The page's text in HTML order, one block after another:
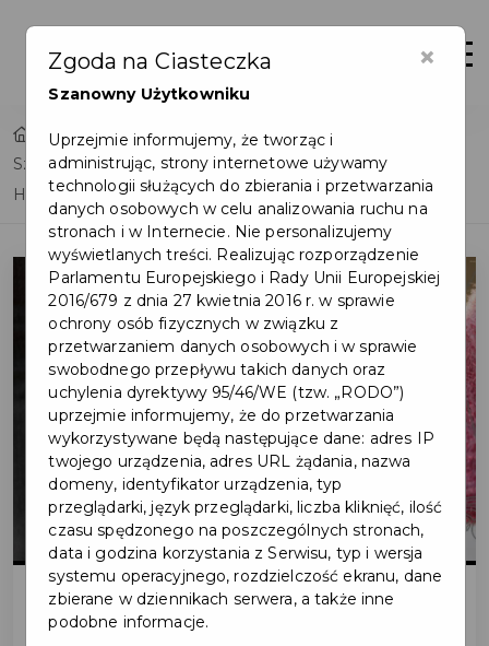
Home
Lista aktualności
Szczepienia przeciwko wirusom brodawczaka ludzkiego
HPV
2020-10-12
×
Zgoda na Ciasteczka
Szanowny Użytkowniku
Uprzejmie informujemy, że tworząc i
administrując, strony internetowe używamy
technologii służących do zbierania i przetwarzania
danych osobowych w celu analizowania ruchu na
stronach i w Internecie. Nie personalizujemy
wyświetlanych treści. Realizując rozporządzenie
Parlamentu Europejskiego i Rady Unii Europejskiej
2016/679 z dnia 27 kwietnia 2016 r. w sprawie
ochrony osób fizycznych w związku z
przetwarzaniem danych osobowych i w sprawie
swobodnego przepływu takich danych oraz
uchylenia dyrektywy 95/46/WE (tzw. „RODO”)
uprzejmie informujemy, że do przetwarzania
wykorzystywane będą następujące dane: adres IP
twojego urządzenia, adres URL żądania, nazwa
domeny, identyfikator urządzenia, typ
przeglądarki, język przeglądarki, liczba kliknięć, ilość
czasu spędzonego na poszczególnych stronach,
data i godzina korzystania z Serwisu, typ i wersja
systemu operacyjnego, rozdzielczość ekranu, dane
zbierane w dziennikach serwera, a także inne
podobne informacje.